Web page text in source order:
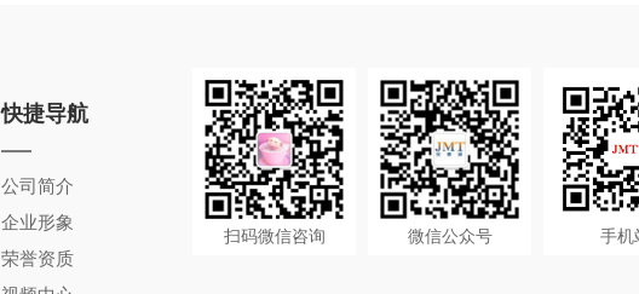
快捷导航
公司简介
企业形象
荣誉资质
手机
微信公众号
扫码微信咨询